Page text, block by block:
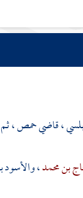
، قاضي حمص ،
بن محمد،والأسود